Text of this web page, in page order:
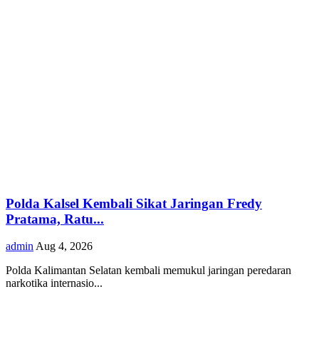
Polda Kalsel Kembali Sikat Jaringan Fredy
Pratama, Ratu...
admin Aug 4, 2026
Polda Kalimantan Selatan kembali memukul jaringan peredaran
narkotika internasio...